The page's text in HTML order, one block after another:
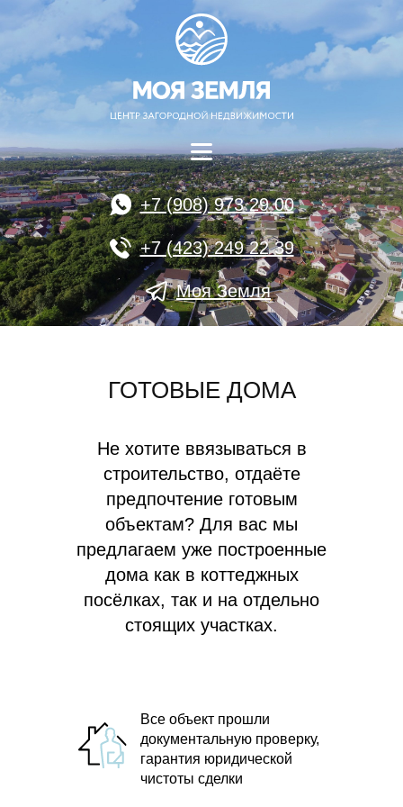
+7 (908) 973 29 00
+7 (423) 249 22 39
Моя Земля
ГОТОВЫЕ ДОМА
Не хотите ввязываться в
строительство, отдаёте
предпочтение готовым
объектам? Для вас мы
предлагаем уже построенные
дома как в коттеджных
посёлках, так и на отдельно
стоящих участках.
Все объект прошли
документальную проверку,
гарантия юридической
чистоты сделки